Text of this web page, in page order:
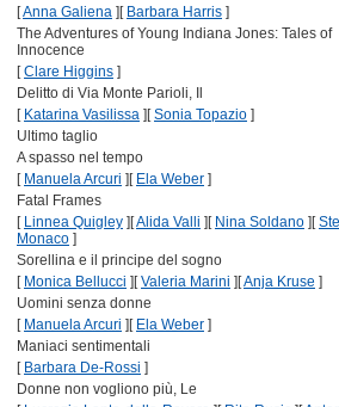
[Anna Galiena ] [ Barbara Harris ]
The Adventures of Young Indiana Jones: Tales of
Innocence
[Clare Higgins ]
Delitto di Via Monte Parioli, Il
[ Katarina Vasilissa ] [Sonia Topazio ]
Ultimo taglio
A spasso nel tempo
[ Manuela Arcuri ] [ Ela Weber ]
Fatal Frames
[ Linnea Quigley ] [Alida Valli ] [ Nina Soldano ] [
Monaco ]
Sorellina e il principe del sogno
[ Monica Bellucci ] [Valeria Marini ] [Anja Kruse ]
Uomini senza donne
[ Manuela Arcuri ] [ Ela Weber ]
Maniaci sentimentali
[ Barbara De-Rossi ]
Donne non vogliono più, Le